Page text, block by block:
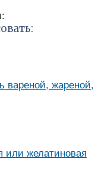
вареной, жареной,
или желатиновая